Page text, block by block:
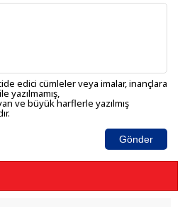
edici cümleler veya imalar, inançlara
yazılmamış,
ve büyük harflerle yazılmış
Gönder